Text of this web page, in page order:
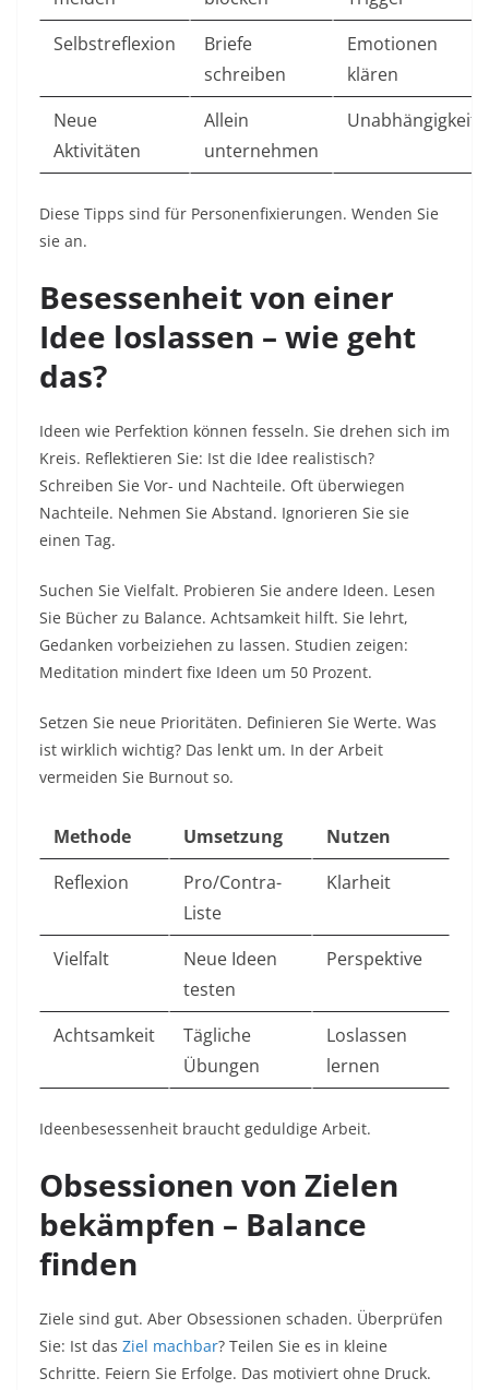
Selbstreflexion
Briefe
schreiben
Emotionen
klären ​
Neue
Aktivitäten
Allein
unternehmen
Unabhängigkeit
Diese Tipps sind für Personenfixierungen. Wenden Sie
sie an.​
Besessenheit von einer
Idee loslassen – wie geht
das?
Ideen wie Perfektion können fesseln. Sie drehen sich im
Kreis. Reflektieren Sie: Ist die Idee realistisch?
Schreiben Sie Vor- und Nachteile. Oft überwiegen
Nachteile. Nehmen Sie Abstand. Ignorieren Sie sie
einen Tag.​
Suchen Sie Vielfalt. Probieren Sie andere Ideen. Lesen
Sie Bücher zu Balance. Achtsamkeit hilft. Sie lehrt,
Gedanken vorbeiziehen zu lassen. Studien zeigen:
Meditation mindert fixe Ideen um 50 Prozent.​
Setzen Sie neue Prioritäten. Definieren Sie Werte. Was
ist wirklich wichtig? Das lenkt um. In der Arbeit
vermeiden Sie Burnout so.​
Methode Umsetzung
Nutzen
Reflexion
Pro/Contra-
Liste
Klarheit ​
Vielfalt
Neue Ideen
testen
Perspektive ​
Achtsamkeit
Tägliche
Übungen
Loslassen
lernen ​
Ideenbesessenheit braucht geduldige Arbeit.​
Obsessionen von Zielen
bekämpfen – Balance
finden
Ziele sind gut. Aber Obsessionen schaden. Überprüfen
Sie: Ist das Ziel machbar? Teilen Sie es in kleine
Schritte. Feiern Sie Erfolge. Das motiviert ohne Druck.​